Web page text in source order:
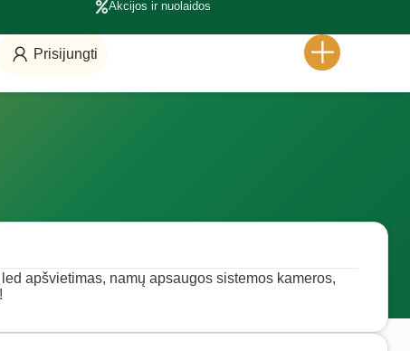
Akcijos ir nuolaidos
Prisijungti
apšvietimas, namų apsaugos sistemos kameros,